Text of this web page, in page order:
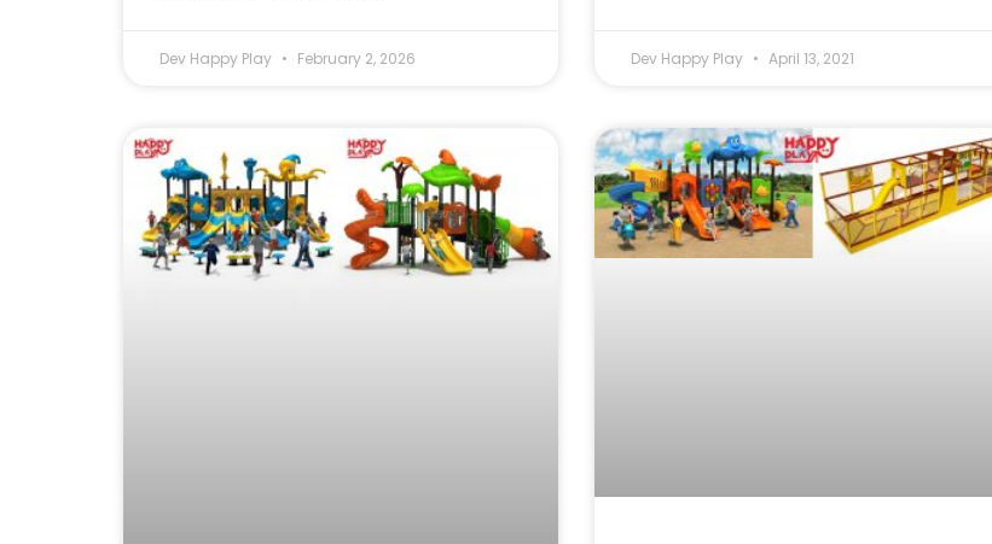
Dev Happy Play February 2, 2026 Dev Happy Play April 13, 2021